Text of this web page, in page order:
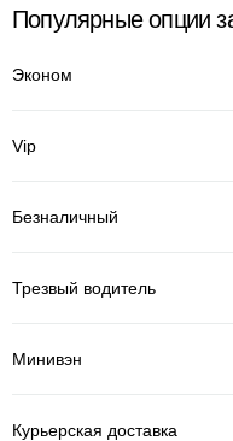
Популярные опции
Эконом
Vip
Безналичный
Трезвый водитель
Минивэн
Курьерская доставка